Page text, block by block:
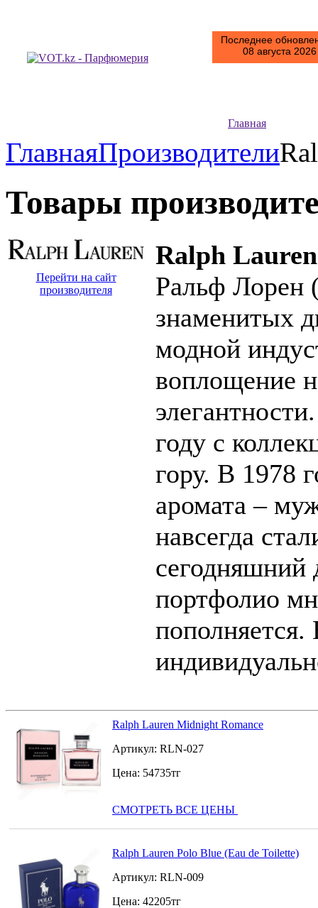
Последнее
08 августа
Главная
ГлавнаяПроизводители
Товары
Перейти на сайт
производителя
Ralph Lauren
Ральф Лорен
знаменитых
модной
воплощение
году с
гору. В 1978
аромата –
навсегда
сегодняшний
портфолио
Ralph Lauren Midnight Romance
Артикул: RLN-027
Цена: 54735тг
СМОТРЕТЬ ВСЕ ЦЕНЫ
Ralph Lauren Polo Blue (Eau de Toilette)
Артикул: RLN-009
Цена: 42205тг